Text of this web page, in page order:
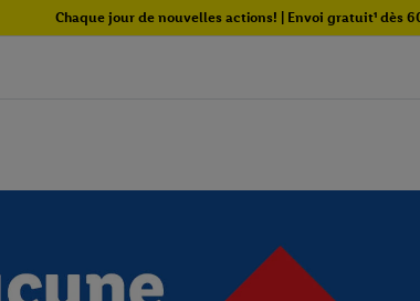
Chaque jour de nouvelles actions! | Envoi gratuit¹ dès